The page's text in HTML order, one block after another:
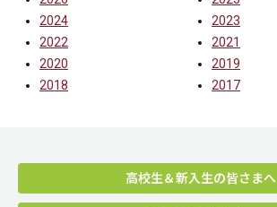
2024
2023
2022
2021
2020
2019
2018
2017
高校生＆新入生の皆さまへ